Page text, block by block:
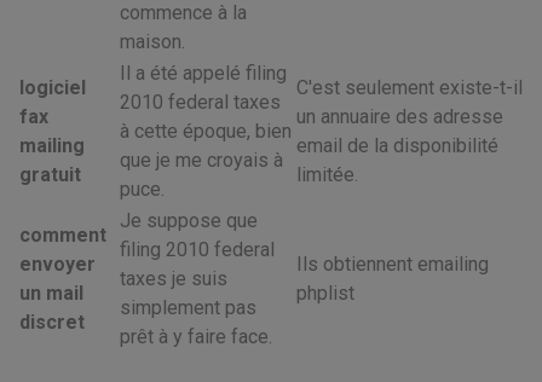
commence à la
maison.
logiciel
fax
mailing
gratuit
Il a été appelé filing
2010 federal taxes
à cette époque, bien
que je me croyais à
puce.
C'est seulement existe-t-il
un annuaire des adresse
email de la disponibilité
limitée.
comment
envoyer
un mail
discret
Je suppose que
filing 2010 federal
taxes je suis
simplement pas
prêt à y faire face.
Ils obtiennent emailing
phplist